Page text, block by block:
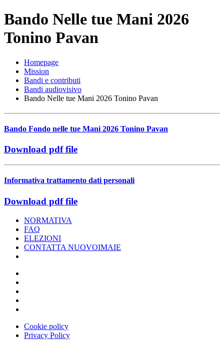
Bando Nelle tue Mani 2026
Tonino Pavan
Homepage
Mission
Bandi e contributi
Bandi audiovisivo
Bando Nelle tue Mani 2026 Tonino Pavan
Bando Fondo nelle tue Mani 2026 Tonino Pavan
Download pdf file
Informativa trattamento dati personali
Download pdf file
NORMATIVA
FAQ
ELEZIONI
CONTATTA NUOVOIMAIE
Cookie policy
Privacy Policy